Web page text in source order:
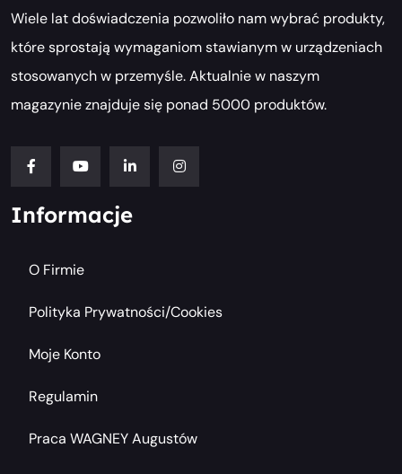
Wiele lat doświadczenia pozwoliło nam wybrać produkty,
które sprostają wymaganiom stawianym w urządzeniach
stosowanych w przemyśle. Aktualnie w naszym
magazynie znajduje się ponad 5000 produktów.
Informacje
O Firmie
Polityka Prywatności/cookies
Moje Konto
Regulamin
Praca WAGNEY Augustów